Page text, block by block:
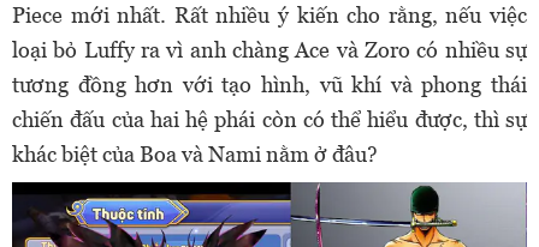
Piece mới nhất. Rất nhiều ý kiến cho rằng, nếu việc
loại bỏ Luffy ra vì anh chàng Ace và Zoro có nhiều sự
tương đồng hơn với tạo hình, vũ khí và phong thái
chiến đấu của hai hệ phái còn có thể hiểu được, thì sự
khác biệt của Boa và Nami nằm ở đâu?